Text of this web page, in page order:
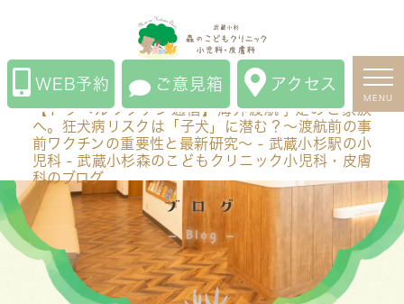
【トラベルワクチン通信】海外渡航予定のご家族へ。狂
犬病リスクは「子犬」に潜む？〜渡航前の事前ワクチン
の重要性と最新研究〜 - 武蔵小杉駅の小児科 - 武蔵小杉
森のこどもクリニック小児科・皮膚科のブログ
WEB予約 ご意見箱 アクセス
MENU
【トラベルワクチン通信】海外渡航予定のご家族
へ。狂犬病リスクは「子犬」に潜む？〜渡航前の事
前ワクチンの重要性と最新研究〜 - 武蔵小杉駅の小
児科 - 武蔵小杉森のこどもクリニック小児科・皮膚
科のブログ
ブログ
Blog